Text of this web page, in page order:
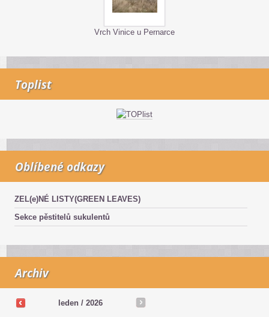
Vrch Vinice u Pernarce
Toplist
Oblíbené odkazy
ZEL(e)NÉ LISTY(GREEN LEAVES)
Sekce pěstitelů sukulentů
Archiv
leden / 2026